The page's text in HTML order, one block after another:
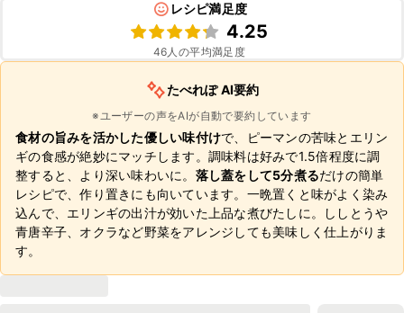
レシピ満足度
4.25
46人の平均満足度
たべれぽ AI要約
※ユーザーの声をAIが自動で要約しています
食材の旨みを活かした優しい味付けで、ピーマンの苦味とエリン
ギの食感が絶妙にマッチします。調味料は好みで1.5倍程度に調
整すると、より深い味わいに。 落し蓋をして5分煮るだけの簡単
レシピで、作り置きにも向いています。一晩置くと味がよく染み
込んで、エリンギの出汁が効いた上品な煮びたしに。ししとうや
青唐辛子、オクラなど野菜をアレンジしても美味しく仕上がりま
す。